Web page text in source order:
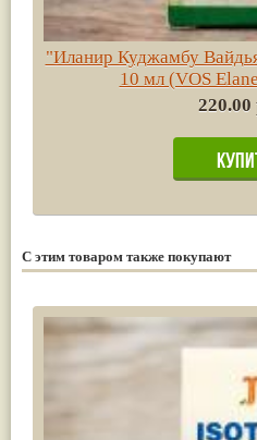
"Иланир Куджамбу
10 мл (VOS
220.00
С этим товаром также покупают